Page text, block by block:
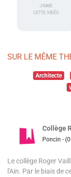
J'AIME
CETTE VIDÉO
SUR LE MÊME
Architecte
Collège
Poncin -
Le collège Roger
l'Ain. Par le biais de